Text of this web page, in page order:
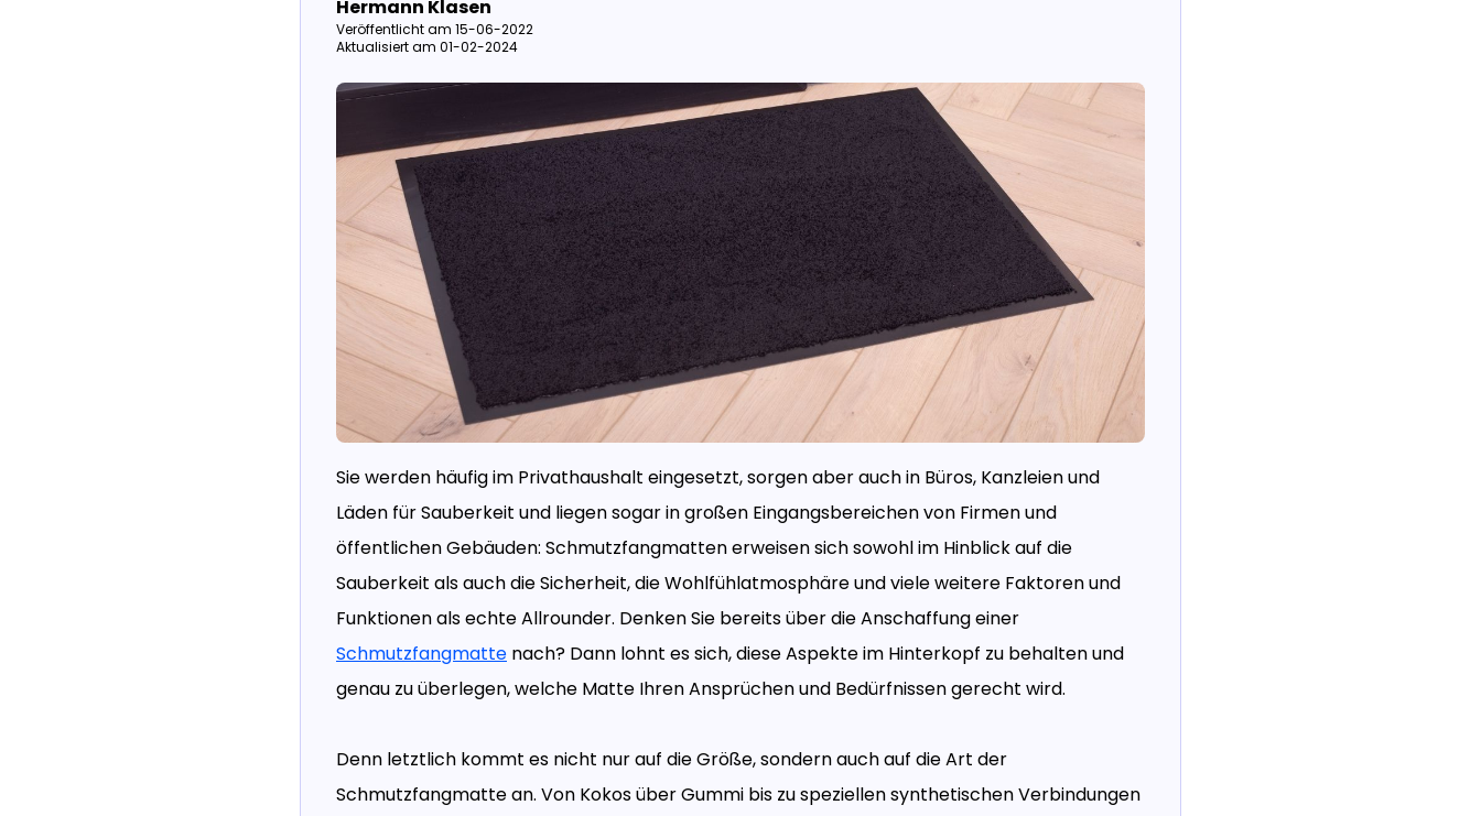
Hermann Klasen
Veröffentlicht am 15-06-2022
Aktualisiert am 01-02-2024
Sie werden häufig im Privathaushalt eingesetzt, sorgen aber auch in Büros, Kanzleien und
Läden für Sauberkeit und liegen sogar in großen Eingangsbereichen von Firmen und
öffentlichen Gebäuden: Schmutzfangmatten erweisen sich sowohl im Hinblick auf die
Sauberkeit als auch die Sicherheit, die Wohlfühlatmosphäre und viele weitere Faktoren und
Funktionen als echte Allrounder. Denken Sie bereits über die Anschaffung einer
Schmutzfangmatte nach? Dann lohnt es sich, diese Aspekte im Hinterkopf zu behalten und
genau zu überlegen, welche Matte Ihren Ansprüchen und Bedürfnissen gerecht wird.
Denn letztlich kommt es nicht nur auf die Größe, sondern auch auf die Art der
Schmutzfangmatte an. Von Kokos über Gummi bis zu speziellen synthetischen Verbindungen